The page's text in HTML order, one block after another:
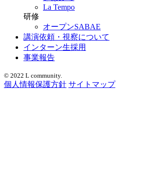
La Tempo
研修
オープンSABAE
講演依頼・視察について
インターン生採用
事業報告
© 2022 L community.
個人情報保護方針 サイトマップ